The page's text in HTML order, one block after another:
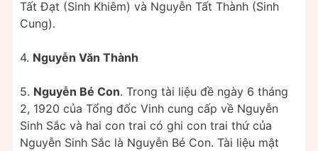
Tất Đạt (Sinh Khiêm) và Nguyễn Tất Thành (Sinh
Cung).
4. Nguyễn Văn Thành
5. Nguyễn Bé Con. Trong tài liệu đề ngày 6 tháng
2, 1920 của Tổng đốc Vinh cung cấp về Nguyễn
Sinh Sắc và hai con trai có ghi con trai thứ của
Nguyễn Sinh Sắc là Nguyễn Bé Con. Tài liệu mật